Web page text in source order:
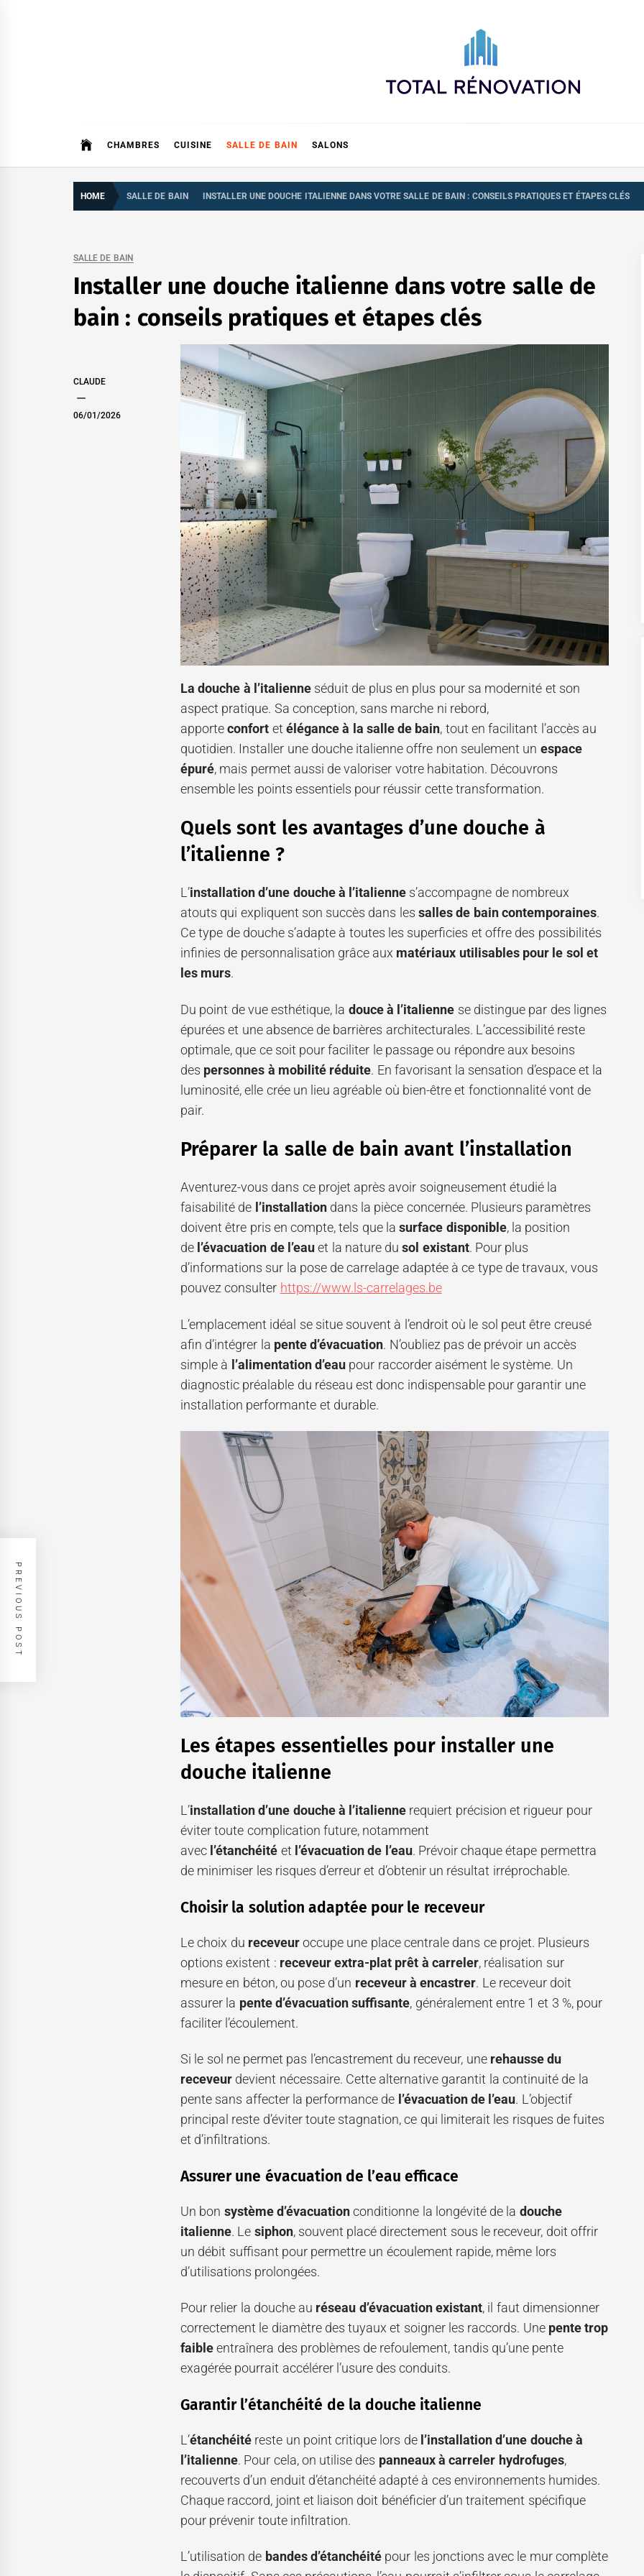
CHAMBRES CUISINE SALLE DE BAIN SALONS
HOME SALLE DE BAIN INSTALLER UNE DOUCHE ITALIENNE DANS VOTRE SALLE DE BAIN : CONSEILS PRATIQUES ET ÉTAPES CLÉS
SALLE DE BAIN
Installer une douche italienne dans votre salle de
bain : conseils pratiques et étapes clés
CLAUDE
06/01/2026
La douche à l’italienneséduit de plus en plus pour sa modernité et son
aspect pratique. Sa conception, sans marche ni rebord,
apporteconfort et élégance à la salle de bain, tout en facilitant l’accès au
quotidien. Installer une douche italienne offre non seulement un espace
épuré, mais permet aussi de valoriser votre habitation. Découvrons
ensemble les points essentiels pour réussir cette transformation.
Quels sont les avantages d’une douche à
l’italienne ?
L’installation d’une douche à l’italienne s’accompagne de nombreux
atouts qui expliquent son succès dans lessalles de bain contemporaines.
Ce type de douche s’adapte à toutes les superficies et offre des possibilités
infinies de personnalisation grâce aux matériaux utilisables pour le sol et
les murs.
Du point de vue esthétique, la douce à l’italienne se distingue par des lignes
épurées et une absence de barrières architecturales. L’accessibilité reste
optimale, que ce soit pour faciliter le passage ou répondre aux besoins
des personnes à mobilité réduite. En favorisant la sensation d’espace et la
luminosité, elle crée un lieu agréable où bien-être et fonctionnalité vont de
pair.
Préparer la salle de bain avant l’installation
Aventurez-vous dans ce projet après avoir soigneusement étudié la
faisabilité de l’installationdans la pièce concernée. Plusieurs paramètres
doivent être pris en compte, tels que lasurface disponible, la position
de l’évacuation de l’eauet la nature dusol existant. Pour plus
d’informations sur la pose de carrelage adaptée à ce type de travaux, vous
pouvez consulter https://www.ls-carrelages.be
L’emplacement idéal se situe souvent à l’endroit où le sol peut être creusé
afin d’intégrer la pente d’évacuation. N’oubliez pas de prévoir un accès
simple à l’alimentation d’eaupour raccorder aisément le système. Un
diagnostic préalable du réseau est donc indispensable pour garantir une
installation performante et durable.
Les étapes essentielles pour installer une
douche italienne
L’installation d’une douche à l’italienne requiert précision et rigueur pour
éviter toute complication future, notamment
avec l’étanchéité et l’évacuation de l’eau. Prévoir chaque étape permettra
de minimiser les risques d’erreur et d’obtenir un résultat irréprochable.
Choisir la solution adaptée pour le receveur
Le choix du receveuroccupe une place centrale dans ce projet. Plusieurs
options existent : receveur extra-plat prêt à carreler, réalisation sur
mesure en béton, ou pose d’un receveur à encastrer. Le receveur doit
assurer la pente d’évacuation suffisante, généralement entre 1 et 3 %, pour
faciliter l’écoulement.
Si le sol ne permet pas l’encastrement du receveur, une rehausse du
receveurdevient nécessaire. Cette alternative garantit la continuité de la
pente sans affecter la performance de l’évacuation de l’eau. L’objectif
principal reste d’éviter toute stagnation, ce qui limiterait les risques de fuites
et d’infiltrations.
Assurer une évacuation de l’eau efficace
Un bon système d’évacuationconditionne la longévité de la douche
italienne. Le siphon, souvent placé directement sous le receveur, doit offrir
un débit suffisant pour permettre un écoulement rapide, même lors
d’utilisations prolongées.
Pour relier la douche au réseau d’évacuation existant, il faut dimensionner
correctement le diamètre des tuyaux et soigner les raccords. Une pente trop
faibleentraînera des problèmes de refoulement, tandis qu’une pente
exagérée pourrait accélérer l’usure des conduits.
Garantir l’étanchéité de la douche italienne
L’étanchéitéreste un point critique lors de l’installation d’une douche à
l’italienne. Pour cela, on utilise des panneaux à carreler hydrofuges,
recouverts d’un enduit d’étanchéité adapté à ces environnements humides.
Chaque raccord, joint et liaison doit bénéficier d’un traitement spécifique
pour prévenir toute infiltration.
L’utilisation de bandes d’étanchéitépour les jonctions avec le mur complète
PREVIOUS POST